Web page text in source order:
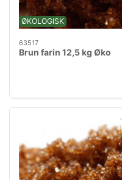
ØKOLOGISK
63517
Brun farin 12,5 kg Øko